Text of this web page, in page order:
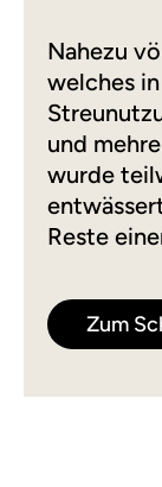
Nahezu
welches
und
wurde
Reste
Zum